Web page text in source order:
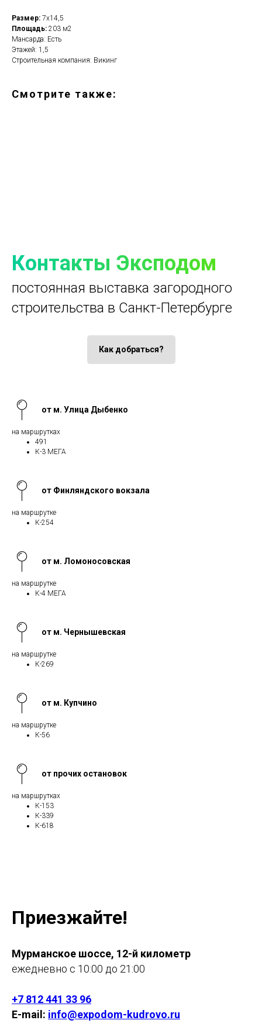
Размер: 7х14,5
Площадь: 203 м2
Мансарда: Есть
Этажей: 1,5
Строительная компания: Викинг
Смотрите также:
Контакты Эксподом
постоянная выставка загородного
строительства в Санкт-Петербурге
Как добраться?
от м. Улица Дыбенко
на маршрутках
491
К-3 МЕГА
от Финляндского вокзала
на маршрутке
К-254
от м. Ломоносовская
на маршрутке
К-4 МЕГА
от м. Чернышевская
на маршрутке
К-269
от м. Купчино
на маршрутке
К-56
от прочих остановок
на маршрутках
К-153
К-339
К-618
Приезжайте!
Мурманское шоссе, 12-й километр
ежедневно с 10:00 до 21:00
+7 812 441 33 96
E-mail: info@expodom-kudrovo.ru